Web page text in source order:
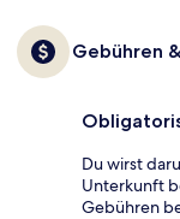
Gebühren
Du wirst
Unterkunft
Gebühren